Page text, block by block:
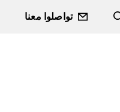
Search
تواصلوا معنا